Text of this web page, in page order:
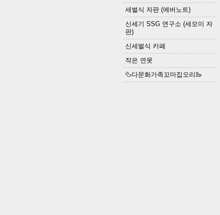
세벌식 자판 (에버노트)
신세기 SSG 연구소 (세모이 자
판)
신세벌식 카페
작은 연못
🦆다문화가족꼬마집오리🦢